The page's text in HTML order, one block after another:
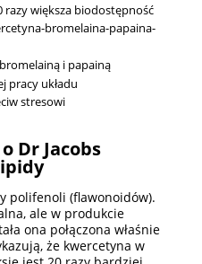
razy większa biodostępność
bromelaina-papaina-
i papainą
pracy układu
stresowi
Dr Jacobs
polifenoli (flawonoidów).
ale w produkcie
ona połączona właśnie
że kwercetyna w